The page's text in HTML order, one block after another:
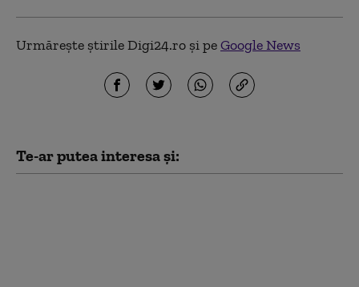
Urmărește știrile Digi24.ro și peGoogle News
Te-ar putea interesa și: